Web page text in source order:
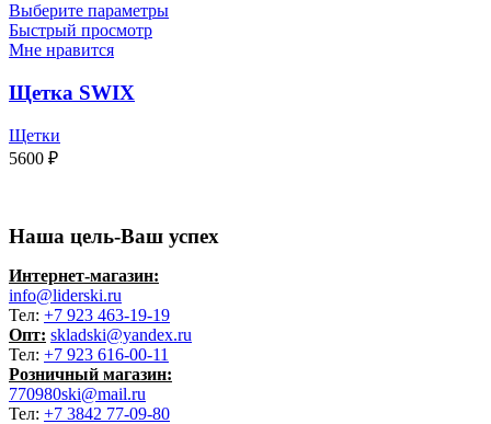
Выберите параметры
Быстрый просмотр
Мне нравится
Щетка SWIX
Щетки
5600 ₽
Наша цель-Ваш успех
Интернет-магазин:
info@liderski.ru
Тел: +7 923 463-19-19
Опт: skladski@yandex.ru
Тел: +7 923 616-00-11
Розничный магазин:
770980ski@mail.ru
Тел: +7 3842 77-09-80